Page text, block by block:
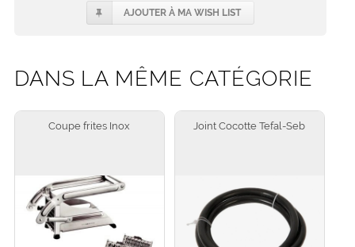
AJOUTER À MA WISH LIST
DANS LA MÊME CATÉGORIE
Coupe frites Inox Joint Cocotte Tefal-Seb